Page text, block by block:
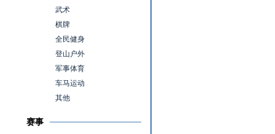
武术
棋牌
全民健身
登山户外
军事体育
车马运动
其他
赛事